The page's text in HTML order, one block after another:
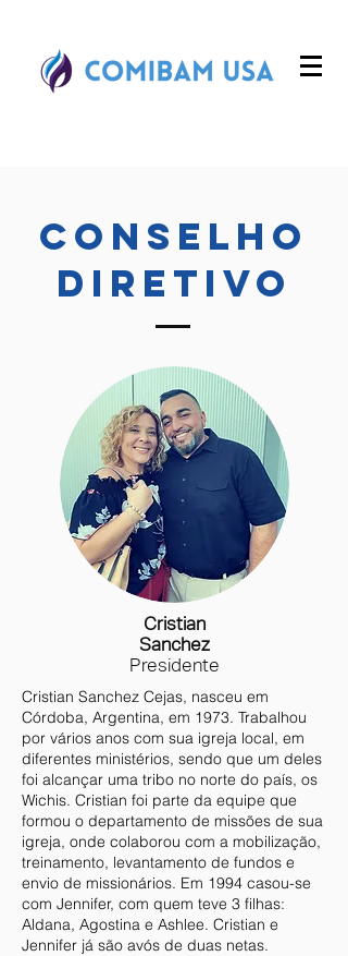
Conselho
Diretivo
Cristian
Sanchez
Presidente
Cristian Sanchez Cejas, nasceu em
Córdoba, Argentina, em 1973. Trabalhou
por vários anos com sua igreja local, em
diferentes ministérios, sendo que um deles
foi alcançar uma tribo no norte do país, os
Wichis. Cristian foi parte da equipe que
formou o departamento de missões de sua
igreja, onde colaborou com a mobilização,
treinamento, levantamento de fundos e
envio de missionários. Em 1994 casou-se
com Jennifer, com quem teve 3 filhas:
Aldana, Agostina e Ashlee. Cristian e
Jennifer já são avós de duas netas.